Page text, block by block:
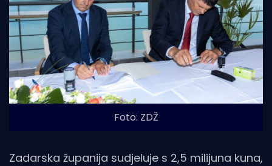
Foto: ZDŽ
Zadarska županija sudjeluje s 2,5 milijuna kuna,